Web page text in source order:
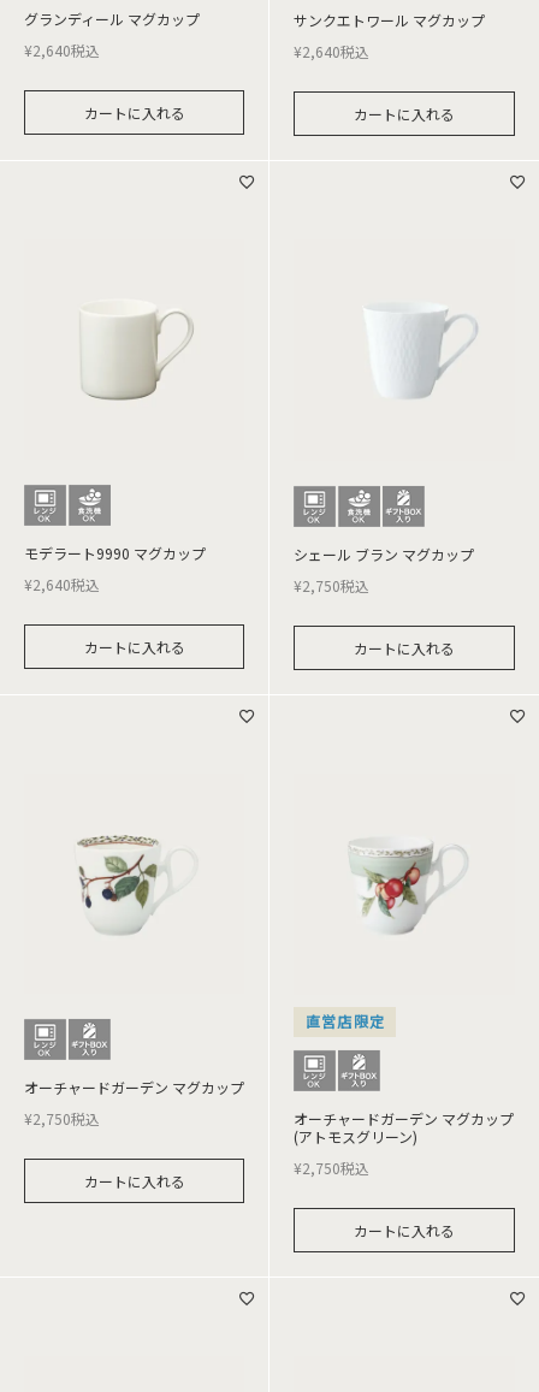
グランディール マグカップ
¥2,640税込
カートに入れる
サンクエトワール マグカップ
¥2,640税込
カートに入れる
モデラート9990 マグカップ
¥2,640税込
カートに入れる
シェール ブラン マグカップ
¥2,750税込
カートに入れる
オーチャードガーデン マグカップ
¥2,750税込
カートに入れる
直営店限定
オーチャードガーデン マグカップ
(アトモスグリーン)
¥2,750税込
カートに入れる